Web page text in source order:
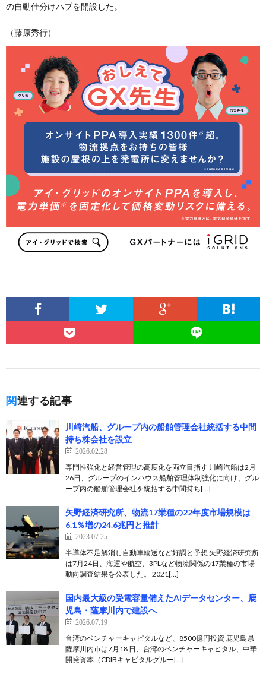
の自動仕分けハブを開設した。
（藤原秀行）
関連する記事
川崎汽船、グループ内の船舶管理会社統括する中間
持ち株会社を設立
2026.02.28
専門性強化と経営管理の高度化を両立目指す 川崎汽船は2月
26日、グループのインハウス船舶管理体制強化に向け、グル
ープ内の船舶管理会社を統括する中間持ち[…]
矢野経済研究所、物流17業種の22年度市場規模は
6.1％増の24.6兆円と推計
2023.07.25
半導体不足解消し自動車輸送など好調と予想 矢野経済研究所
は7月24日、海運や航空、3PLなど物流関係の17業種の市場
動向調査結果を公表した。 2021[…]
国内最大級の受電容量備えたAIデータセンター、鹿
児島・薩摩川内で建設へ
2026.07.19
台湾のベンチャーキャピタルなど、8500億円投資 鹿児島県
薩摩川内市は7月18 日、台湾のベンチャーキャピタル、中華
開発資本（CDIBキャピタルグルー[…]